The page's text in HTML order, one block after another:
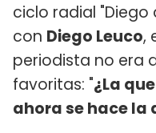
ciclo radial "Diego
con Diego Leuco,
periodista no era
favoritas: "¿La
ahora se hace